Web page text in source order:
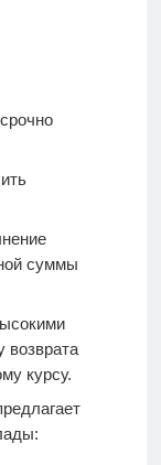
суммы
возврата
курсу.